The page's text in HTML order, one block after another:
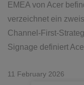
EMEA von Acer
verzeichnet ein
Channel-First-
Signage definiert
11 February 2026